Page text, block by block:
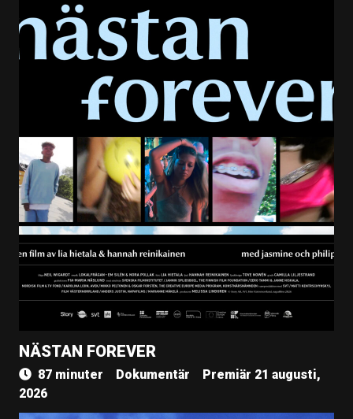
NÄSTAN FOREVER
87 minuter Dokumentär
Premiär 21 augusti,
2026